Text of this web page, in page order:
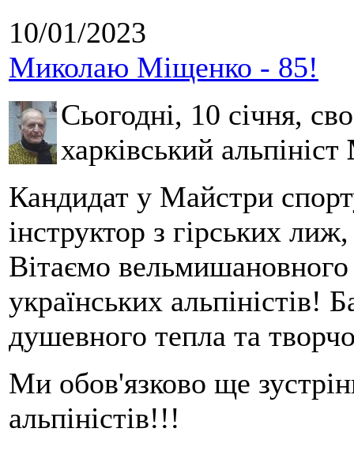
10/01/2023
Миколаю Міщенко - 85!
Сьогодні, 10 січня,
харківський альпініст
Кандидат у Майстри
інструктор з гірських
Вітаємо
українських
душевного тепла та
Ми обов'язково ще
альпіністів!!!